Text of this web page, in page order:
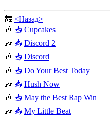
🔙 <Назад>
🎶 📥 Cupcakes
🎶 📥 Discord 2
🎶 📥 Discord
🎶 📥 Do Your Best Today
🎶 📥 Hush Now
🎶 📥 May the Best Rap Win
🎶 📥 My Little Beat